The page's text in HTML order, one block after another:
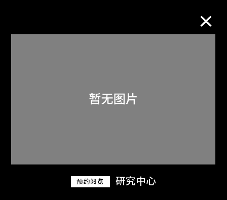
预约阅览 研究中心
关于M+藏品
探索世界顶级的二十及二十一世纪视觉